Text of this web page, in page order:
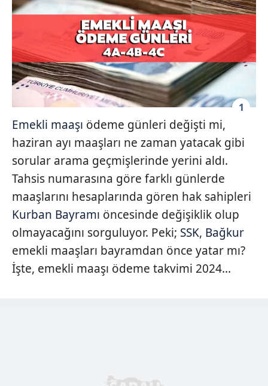
1
Emekli maaşı ödeme günleri değişti mi,
haziran ayı maaşları ne zaman yatacak gibi
sorular arama geçmişlerinde yerini aldı.
Tahsis numarasına göre farklı günlerde
maaşlarını hesaplarında gören hak sahipleri
Kurban Bayramı öncesinde değişiklik olup
olmayacağını sorguluyor. Peki; SSK, Bağkur
emekli maaşları bayramdan önce yatar mı?
İşte, emekli maaşı ödeme takvimi 2024...